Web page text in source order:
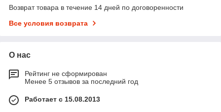
Возврат товара в течение 14 дней по договоренности
Все условия возврата
О нас
Рейтинг не сформирован
Менее 5 отзывов за последний год
Работает с 15.08.2013